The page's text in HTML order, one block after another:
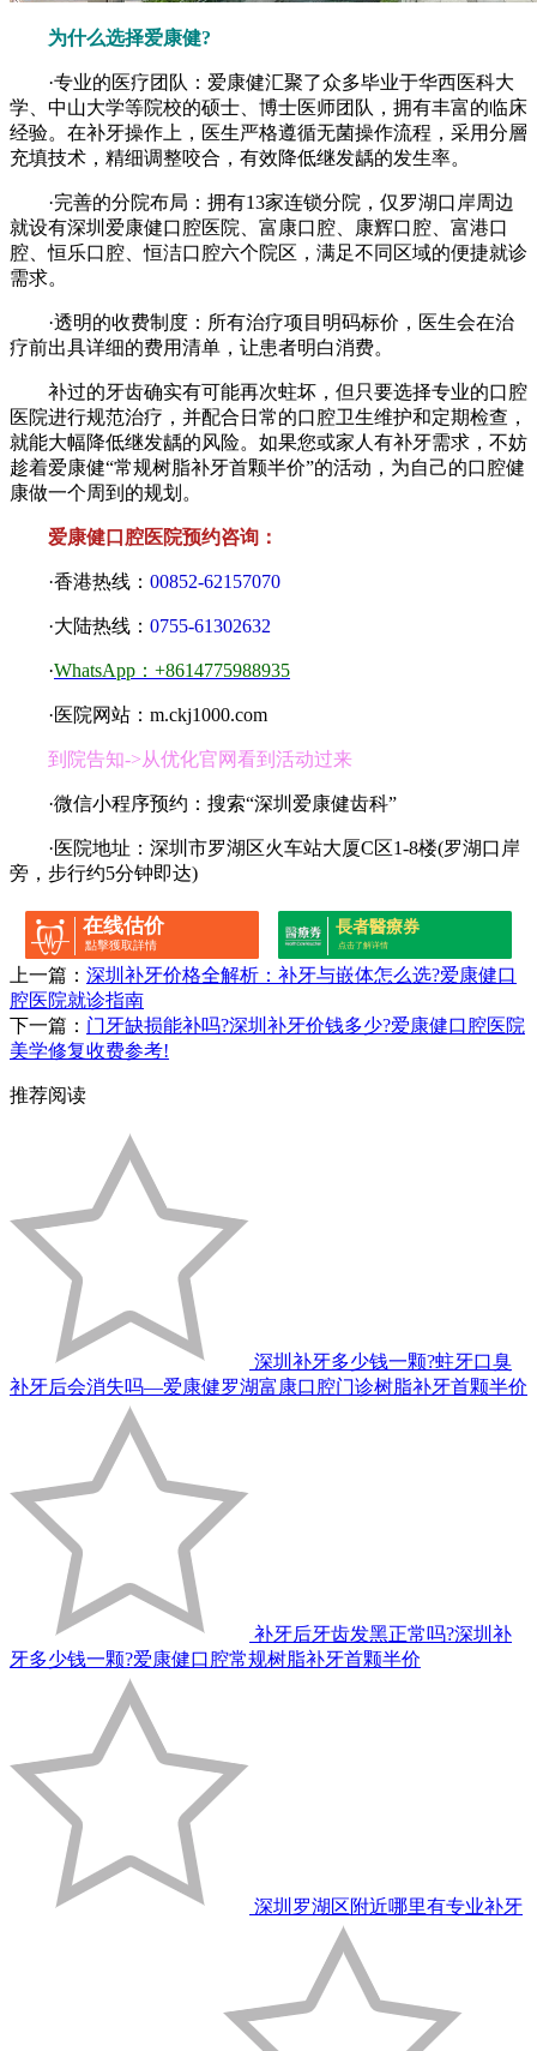
为什么选择爱康健?
·专业的医疗团队：爱康健汇聚了众多毕业于华西医科大
学、中山大学等院校的硕士、博士医师团队，拥有丰富的临床
经验。在补牙操作上，医生严格遵循无菌操作流程，采用分層
充填技术，精细调整咬合，有效降低继发龋的发生率。
·完善的分院布局：拥有13家连锁分院，仅罗湖口岸周边
就设有深圳爱康健口腔医院、富康口腔、康辉口腔、富港口
腔、恒乐口腔、恒洁口腔六个院区，满足不同区域的便捷就诊
需求。
·透明的收费制度：所有治疗项目明码标价，医生会在治
疗前出具详细的费用清单，让患者明白消费。
补过的牙齿确实有可能再次蛀坏，但只要选择专业的口腔
医院进行规范治疗，并配合日常的口腔卫生维护和定期检查，
就能大幅降低继发龋的风险。如果您或家人有补牙需求，不妨
趁着爱康健“常规树脂补牙首颗半价”的活动，为自己的口腔健
康做一个周到的规划。
爱康健口腔医院预约咨询：
·香港热线： 00852-62157070
·大陆热线： 0755-61302632
·WhatsApp：+8614775988935
·医院网站：m.ckj1000.com
到院告知->从优化官网看到活动过来
·微信小程序预约：搜索“深圳爱康健齿科”
·医院地址：深圳市罗湖区火车站大厦C区1-8楼(罗湖口岸
旁，步行约5分钟即达)
在线估价
點擊獲取詳情
長者醫療券
点击了解详情
上一篇： 深圳补牙价格全解析：补牙与嵌体怎么选?爱康健口
腔医院就诊指南
下一篇： 门牙缺损能补吗?深圳补牙价钱多少?爱康健口腔医院
美学修复收费参考!
推荐阅读
深圳补牙多少钱一颗?蛀牙口臭
补牙后会消失吗—爱康健罗湖富康口腔门诊树脂补牙首颗半价
补牙后牙齿发黑正常吗?深圳补
牙多少钱一颗?爱康健口腔常规树脂补牙首颗半价
深圳罗湖区附近哪里有专业补牙